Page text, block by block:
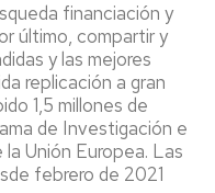
financiación y
último, compartir y
y las mejores
replicación a gran
1,5 millones de
de Investigación e
Unión Europea. Las
febrero de 2021